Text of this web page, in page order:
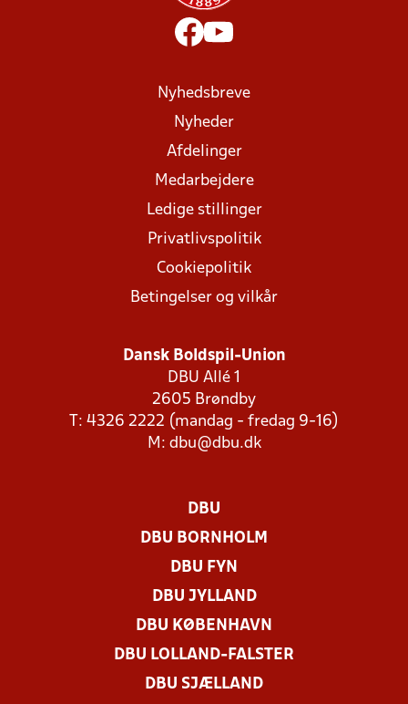
Nyhedsbreve
Nyheder
Afdelinger
Medarbejdere
Ledige stillinger
Privatlivspolitik
Cookiepolitik
Betingelser og vilkår
Dansk Boldspil-Union
DBU Allé 1
2605 Brøndby
T: 4326 2222 (mandag - fredag 9-16)
M: dbu@dbu.dk
DBU
DBU BORNHOLM
DBU FYN
DBU JYLLAND
DBU KØBENHAVN
DBU LOLLAND-FALSTER
DBU SJÆLLAND